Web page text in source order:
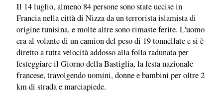
Il 14 luglio, almeno 84 persone sono state uccise in
Francia nella città di Nizza da un terrorista islamista di
origine tunisina, e molte altre sono rimaste ferite. L'uomo
era al volante di un camion del peso di 19 tonnellate e si è
diretto a tutta velocità addosso alla folla radunata per
festeggiare il Giorno della Bastiglia, la festa nazionale
francese, travolgendo uomini, donne e bambini per oltre 2
km di strada e marciapiede.